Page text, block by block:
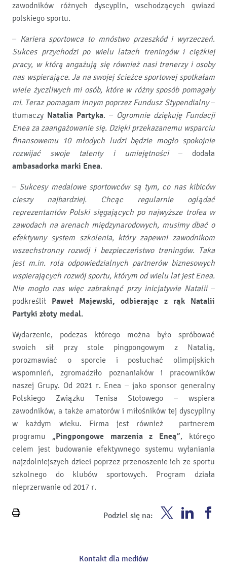
zawodników różnych dyscyplin, wschodzących gwiazd
polskiego sportu.
– Kariera sportowca to mnóstwo przeszkód i wyrzeczeń.
Sukces przychodzi po wielu latach treningów i ciężkiej
pracy, w którą angażują się również nasi trenerzy i osoby
nas wspierające. Ja na swojej ścieżce sportowej spotkałam
wiele życzliwych mi osób, które w różny sposób pomagały
mi. Teraz pomagam innym poprzez Fundusz Stypendialny–
tłumaczy Natalia Partyka. – Ogromnie dziękuję Fundacji
Enea za zaangażowanie się. Dzięki przekazanemu wsparciu
finansowemu 10 młodych ludzi będzie mogło spokojnie
rozwijać swoje talenty i umiejętności– dodała
ambasadorka marki Enea.
– Sukcesy medalowe sportowców są tym, co nas kibiców
cieszy najbardziej. Chcąc regularnie oglądać
reprezentantów Polski sięgających po najwyższe trofea w
zawodach na arenach międzynarodowych, musimy dbać o
efektywny system szkolenia, który zapewni zawodnikom
wszechstronny rozwój i bezpieczeństwo treningów. Taka
jest m.in. rola odpowiedzialnych partnerów biznesowych
wspierających rozwój sportu, którym od wielu lat jest Enea.
Nie mogło nas więc zabraknąć przy inicjatywie Natalii–
podkreślił Paweł Majewski, odbierając z rąk Natalii
Partyki złoty medal.
Wydarzenie, podczas którego można było spróbować
swoich sił przy stole pingpongowym z Natalią,
porozmawiać o sporcie i posłuchać olimpijskich
wspomnień, zgromadziło poznaniaków i pracowników
naszej Grupy. Od 2021 r. Enea – jako sponsor generalny
Polskiego Związku Tenisa Stołowego – wspiera
zawodników, a także amatorów i miłośników tej dyscypliny
w każdym wieku. Firma jest również partnerem
programu „Pingpongowe marzenia z Eneą”, którego
celem jest budowanie efektywnego systemu wyłaniania
najzdolniejszych dzieci poprzez przenoszenie ich ze sportu
szkolnego do klubów sportowych. Program działa
nieprzerwanie od 2017 r.
Wydrukuj
Podziel się na:
Enea Enea
Kontakt dla mediów